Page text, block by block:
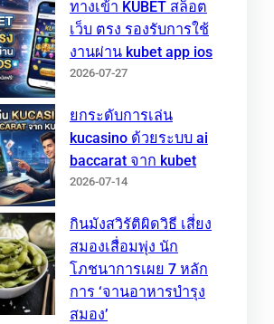
ทางเข้า KUBET สล็อต
เว็บ ตรง รองรับการใช้
งานผ่าน kubet app ios
2026-07-27
ยกระดับการเล่น
kucasino ด้วยระบบ ai
baccarat จาก kubet
2026-07-14
กินมังสวิรัติผิดวิธี เสี่ยง
สมองเสื่อมพุ่ง นัก
โภชนาการเผย 7 หลัก
การ ‘จานอาหารบำรุง
สมอง’